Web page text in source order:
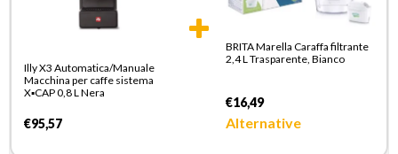
Illy X3 Automatica/Manuale
Macchina per caffe sistema
X▪CAP 0,8 L Nera
€95,57
BRITA Marella Caraffa filtrante
2,4 L Trasparente, Bianco
€16,49
Alternative